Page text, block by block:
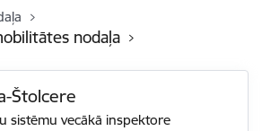
nodaļa
Štolcere
sistēmu vecākā inspektore